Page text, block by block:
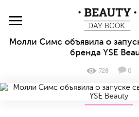
Молли Симс объявила о
бренда YSE
728 0